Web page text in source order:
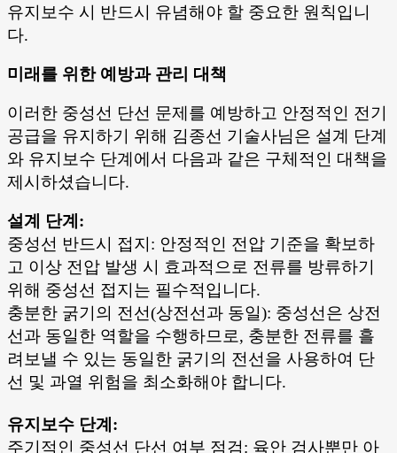
유지보수 시 반드시 유념해야 할 중요한 원칙입니
다.
미래를 위한 예방과 관리 대책
이러한 중성선 단선 문제를 예방하고 안정적인 전기
공급을 유지하기 위해 김종선 기술사님은 설계 단계
와 유지보수 단계에서 다음과 같은 구체적인 대책을
제시하셨습니다.
설계 단계:
중성선 반드시 접지: 안정적인 전압 기준을 확보하
고 이상 전압 발생 시 효과적으로 전류를 방류하기
위해 중성선 접지는 필수적입니다.
충분한 굵기의 전선(상전선과 동일): 중성선은 상전
선과 동일한 역할을 수행하므로, 충분한 전류를 흘
려보낼 수 있는 동일한 굵기의 전선을 사용하여 단
선 및 과열 위험을 최소화해야 합니다.
유지보수 단계:
주기적인 중성선 단선 여부 점검: 육안 검사뿐만 아